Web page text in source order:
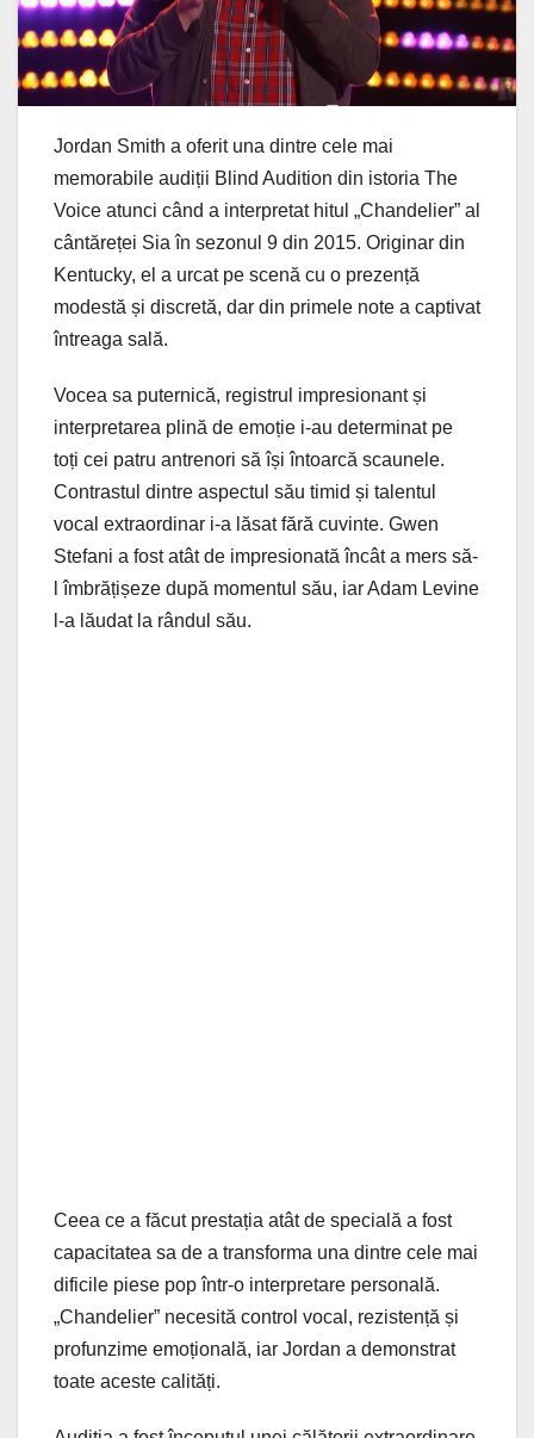
Jordan Smith a oferit una dintre cele mai
memorabile audiții Blind Audition din istoria The
Voice atunci când a interpretat hitul „Chandelier” al
cântăreței Sia în sezonul 9 din 2015. Originar din
Kentucky, el a urcat pe scenă cu o prezență
modestă și discretă, dar din primele note a captivat
întreaga sală.
Vocea sa puternică, registrul impresionant și
interpretarea plină de emoție i-au determinat pe
toți cei patru antrenori să își întoarcă scaunele.
Contrastul dintre aspectul său timid și talentul
vocal extraordinar i-a lăsat fără cuvinte. Gwen
Stefani a fost atât de impresionată încât a mers să-
l îmbrățișeze după momentul său, iar Adam Levine
l-a lăudat la rândul său.
Ceea ce a făcut prestația atât de specială a fost
capacitatea sa de a transforma una dintre cele mai
dificile piese pop într-o interpretare personală.
„Chandelier” necesită control vocal, rezistență și
profunzime emoțională, iar Jordan a demonstrat
toate aceste calități.